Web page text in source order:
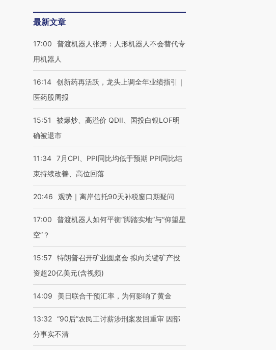
最新文章
17:00
普渡机器人张涛：人形机器人不会替代专
用机器人
16:14 创新药再活跃，龙头上调全年业绩指引｜
医药股周报
15:51
被爆炒、高溢价 QDII、国投白银LOF明
确被退市
11:34 7月CPI、PPI同比均低于预期 PPI同比结
束持续改善、高位回落
20:46 观势｜离岸信托90天补税窗口期疑问
17:00
普渡机器人如何平衡“脚踏实地”与“仰望星
空”？
15:57 特朗普召开矿业圆桌会 拟向关键矿产投
资超20亿美元(含视频)
14:09 美日联合干预汇率，为何影响了黄金
13:32 “90后”农民工讨薪涉刑案发回重审 因部
分事实不清